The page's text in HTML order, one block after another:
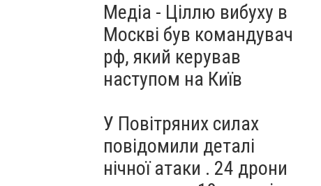
Медіа - Ціллю вибуху в
Москві був командувач
рф, який керував
наступом на Київ
У Повітряних силах
повідомили деталі
нічної атаки . 24 дрони